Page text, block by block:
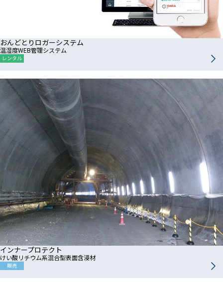
おんどとりロガーシステム
温湿度WEB管理システム
レンタル
インナープロテクト
けい酸リチウム系混合型表面含浸材
販売